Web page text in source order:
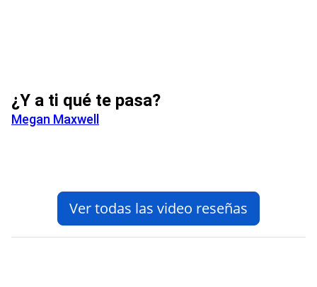
¿Y a ti qué te pasa?
Megan Maxwell
Ver todas las video reseñas